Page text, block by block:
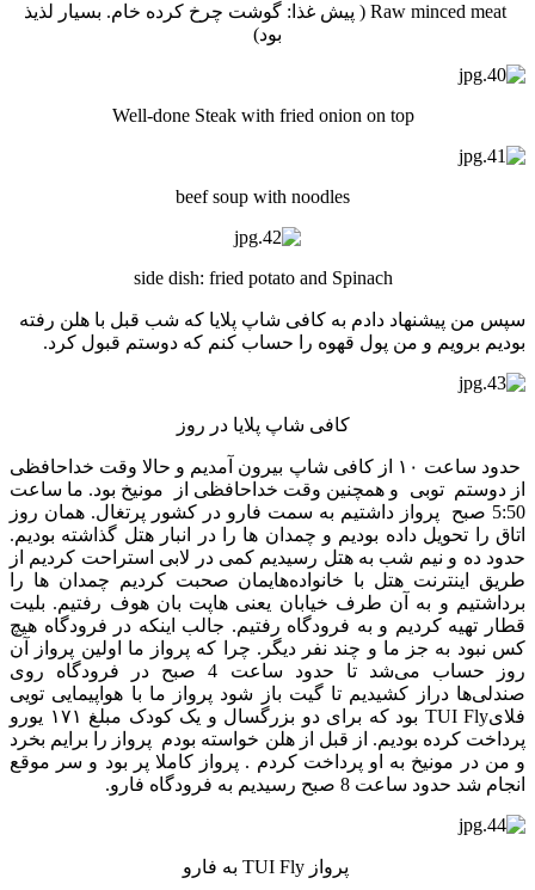
Raw minced meat ( پیش غذا: گوشت چرخ کرده خام. بسیار لذیذ
بود)
Well-done Steak with fried onion on top
سپس من پیشنهاد دادم به کافی شاپ پلایا که شب قبل با هلن رفته
بودیم برویم و من پول قهوه را حساب کنم که دوستم قبول کرد.
کافی شاپ پلایا در روز
حدود ساعت ۱۰ از کافی شاپ بیرون آمدیم و حالا وقت خداحافظی
از دوستم توبی و همچنین وقت خداحافظی از مونیخ بود. ما ساعت
5:50 صبح پرواز داشتیم به سمت فارو در کشور پرتغال. همان روز
اتاق را تحویل داده بودیم و چمدان ها را در انبار هتل گذاشته بودیم.
حدود ده و نیم شب به هتل رسیدیم کمی در لابی استراحت کردیم از
طریق اینترنت هتل با خانواده‌هایمان صحبت کردیم چمدان ها را
برداشتیم و به آن طرف خیابان یعنی هاپت بان هوف رفتیم. بلیت
قطار تهیه کردیم و به فرودگاه رفتیم. جالب اینکه در فرودگاه هیچ
کس نبود به جز ما و چند نفر دیگر. چرا که پرواز ما اولین پرواز آن
روز حساب می‌شد تا حدود ساعت 4 صبح در فرودگاه روی
صندلی‌ها دراز کشیدیم تا گیت باز شود پرواز ما با هواپیمایی تویی
فلایTUI Fly بود که برای دو بزرگسال و یک کودک مبلغ ۱۷۱ یورو
پرداخت کرده بودیم. از قبل از هلن خواسته بودم پرواز را برایم بخرد
و من در مونیخ به او پرداخت کردم . پرواز کاملا پر بود و سر موقع
انجام شد حدود ساعت 8 صبح رسیدیم به فرودگاه فارو.
پرواز TUI Fly به فارو